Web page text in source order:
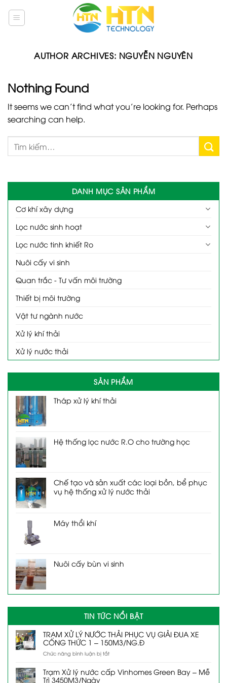
AUTHOR ARCHIVES: NGUYỄN NGUYÊN
DANH MỤC SẢN PHẨM
Cơ khí xây dựng
Lọc nước sinh hoạt
Lọc nước tinh khiết Ro
Nuôi cấy vi sinh
Quan trắc - Tư vấn môi trường
Thiết bị môi trường
Vật tư ngành nước
Xử lý khí thải
Xử lý nước thải
SẢN PHẨM
Tháp xử lý khí thải
Hệ thống lọc nước R.O cho trường học
Chế tạo và sản xuất các loại bồn, bể phục
vụ hệ thống xử lý nước thải
Máy thổi khí
Nuôi cấy bùn vi sinh
TIN TỨC NỔI BẬT
TRẠM XỬ LÝ NƯỚC THẢI PHỤC VỤ GIẢI ĐUA XE
CÔNG THỨC 1 – 150M3/NG.Đ
Chức năng bình luận bị tắtở
XỬ
LÝ
Trạm Xử lý nước cấp Vinhomes Green Bay – Mễ
Trì 3450M3/Ngày
Nothing Found
It seems we can’t find what you’re looking for. Perhaps
searching can help.